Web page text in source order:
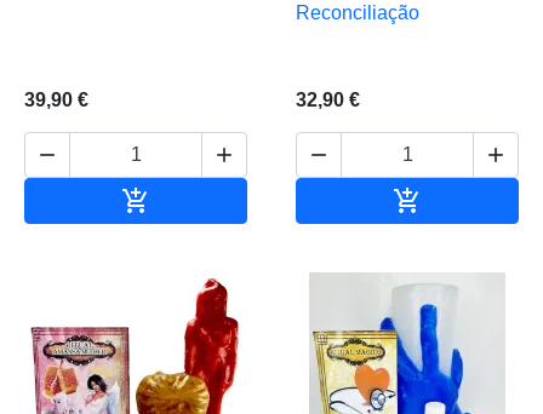
39,90 €
 

Reconciliação
32,90 €
 
